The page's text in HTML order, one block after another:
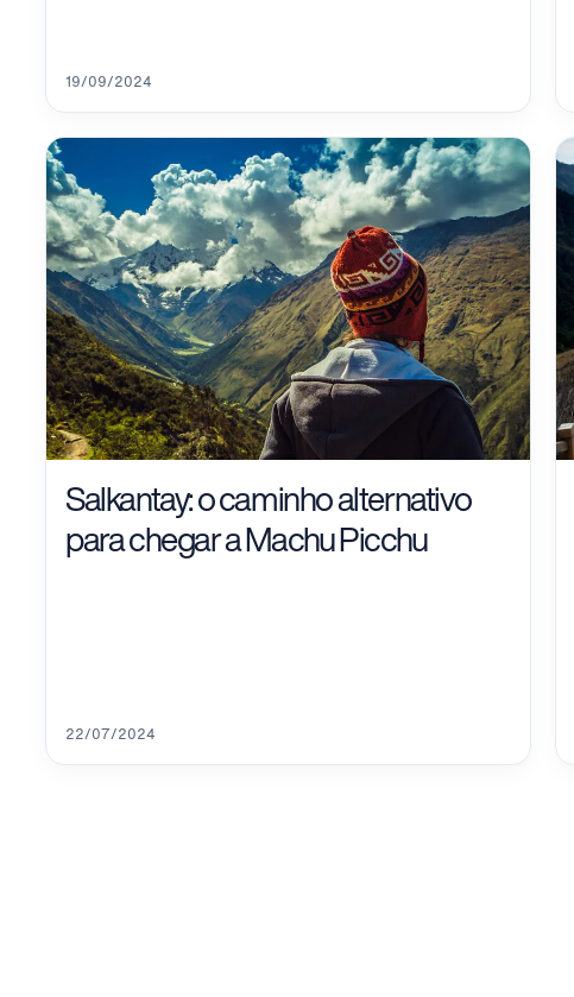
19/09/2024
Salkantay: o caminho alternativo
para chegar a Machu Picchu
22/07/2024